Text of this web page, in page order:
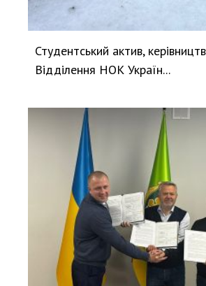
Студентський актив,
Відділення НОК Україн...